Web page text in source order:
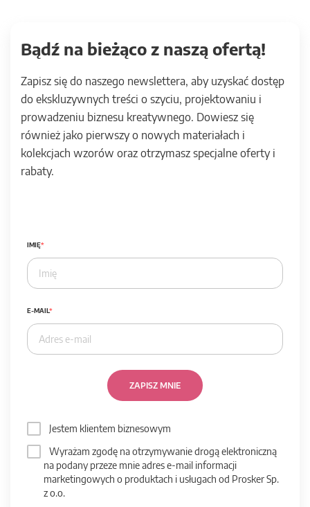
Bądź na bieżąco z naszą ofertą!
Zapisz się do naszego newslettera, aby uzyskać dostęp
do ekskluzywnych treści o szyciu, projektowaniu i
prowadzeniu biznesu kreatywnego. Dowiesz się
również jako pierwszy o nowych materiałach i
kolekcjach wzorów oraz otrzymasz specjalne oferty i
rabaty.
IMIĘ
E-MAIL
ZAPISZ MNIE
Jestem klientem biznesowym
Wyrażam zgodę na otrzymywanie drogą elektroniczną
na podany przeze mnie adres e-mail informacji
marketingowych o produktach i usługach od Prosker Sp.
z o.o.